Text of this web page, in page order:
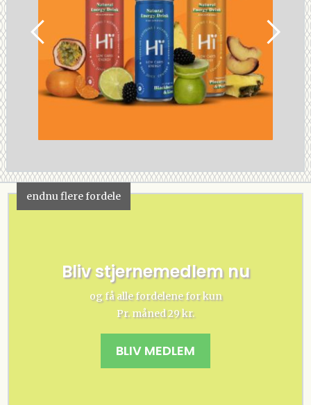
endnu flere fordele
Bliv stjernemedlem nu
og få alle fordelene for kun
Pr. måned 29 kr.
BLIV MEDLEM